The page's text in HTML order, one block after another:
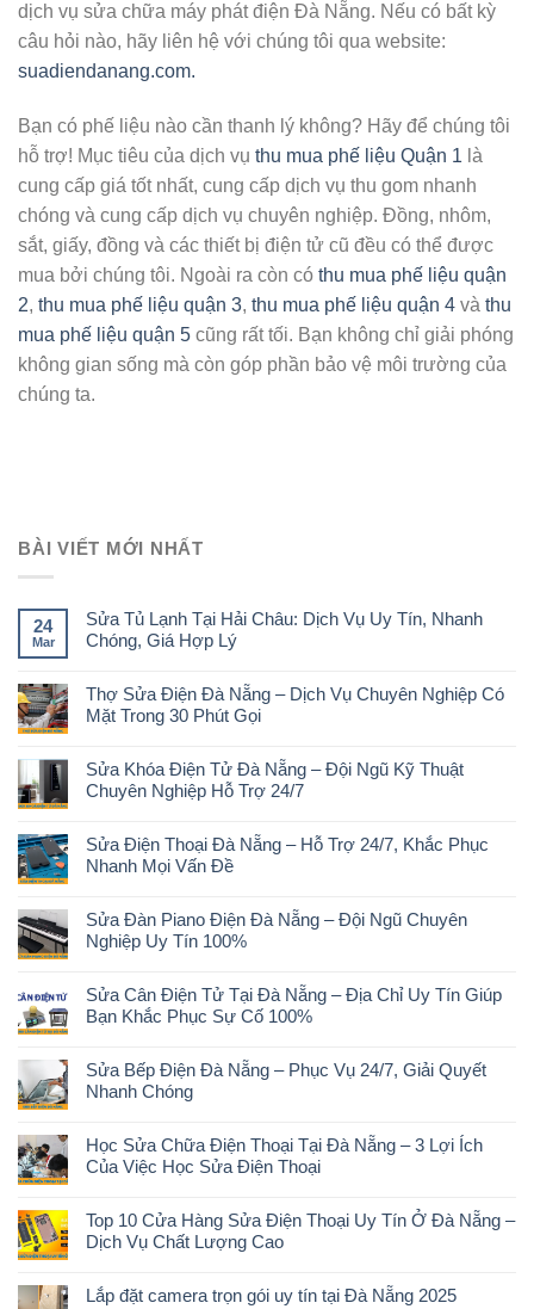
dịch vụ sửa chữa máy phát điện Đà Nẵng. Nếu có bất kỳ
câu hỏi nào, hãy liên hệ với chúng tôi qua website:
suadiendanang.com.
Bạn có phế liệu nào cần thanh lý không? Hãy để chúng tôi
hỗ trợ! Mục tiêu của dịch vụ thu mua phế liệu Quận 1 là
cung cấp giá tốt nhất, cung cấp dịch vụ thu gom nhanh
chóng và cung cấp dịch vụ chuyên nghiệp. Đồng, nhôm,
sắt, giấy, đồng và các thiết bị điện tử cũ đều có thể được
mua bởi chúng tôi. Ngoài ra còn có thu mua phế liệu quận
2, thu mua phế liệu quận 3, thu mua phế liệu quận 4 và thu
mua phế liệu quận 5 cũng rất tối. Bạn không chỉ giải phóng
không gian sống mà còn góp phần bảo vệ môi trường của
chúng ta.
BÀI VIẾT MỚI NHẤT
24
Mar
Sửa Tủ Lạnh Tại Hải Châu: Dịch Vụ Uy Tín, Nhanh
Chóng, Giá Hợp Lý
Thợ Sửa Điện Đà Nẵng – Dịch Vụ Chuyên Nghiệp Có
Mặt Trong 30 Phút Gọi
Sửa Khóa Điện Tử Đà Nẵng – Đội Ngũ Kỹ Thuật
Chuyên Nghiệp Hỗ Trợ 24/7
Sửa Điện Thoại Đà Nẵng – Hỗ Trợ 24/7, Khắc Phục
Nhanh Mọi Vấn Đề
Sửa Đàn Piano Điện Đà Nẵng – Đội Ngũ Chuyên
Nghiệp Uy Tín 100%
Sửa Cân Điện Tử Tại Đà Nẵng – Địa Chỉ Uy Tín Giúp
Bạn Khắc Phục Sự Cố 100%
Sửa Bếp Điện Đà Nẵng – Phục Vụ 24/7, Giải Quyết
Nhanh Chóng
Học Sửa Chữa Điện Thoại Tại Đà Nẵng – 3 Lợi Ích
Của Việc Học Sửa Điện Thoại
Top 10 Cửa Hàng Sửa Điện Thoại Uy Tín Ở Đà Nẵng –
Dịch Vụ Chất Lượng Cao
Lắp đặt camera trọn gói uy tín tại Đà Nẵng 2025